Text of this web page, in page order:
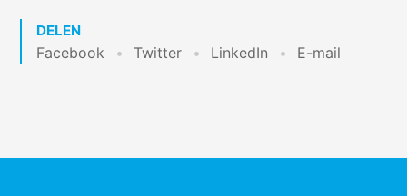
DELEN
Facebook Twitter LinkedIn E-mail